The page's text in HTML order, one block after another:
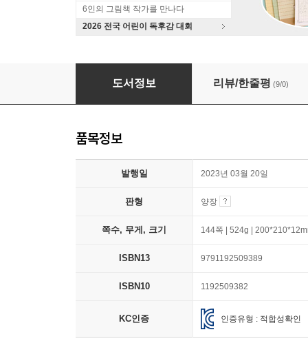
6인의 그림책 작가를 만나다
2026 전국 어린이 독후감 대회
도서정보 리뷰/한줄평 (9/0)
품목정보
발행일 2023년 03월 20일
판형 양장
쪽수, 무게, 크기 144쪽 | 524g |
ISBN13 9791192509389
ISBN10 1192509382
KC인증 인증유형 : 적합성확인